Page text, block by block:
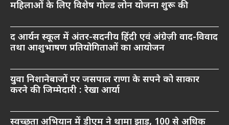
महिलाओं के लिए विशेष गोल्ड लोन योजना शुरू की
द आर्यन स्कूल में अंतर-सदनीय हिंदी एवं अंग्रेज़ी वाद-विवाद
तथा आशुभाषण प्रतियोगिताओं का आयोजन
युवा निशानेबाजों पर जसपाल राणा के सपने को साकार
करने की जिम्मेदारी : रेखा आर्या
स्वच्छता अभियान में डीएम ने थामा झाड़ू, 100 से अधिक